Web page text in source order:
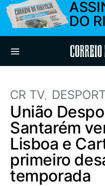
DO
CR TV
União
Santarém
Lisboa e
primeiro
temporada